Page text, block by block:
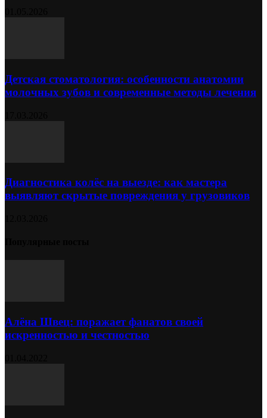
Детская стоматология: особенности анатомии
молочных зубов и современные методы лечения
Диагностика колёс на выезде: как мастера
выявляют скрытые повреждения у грузовиков
Алёна Швец: поражает фанатов своей
искренностью и честностью